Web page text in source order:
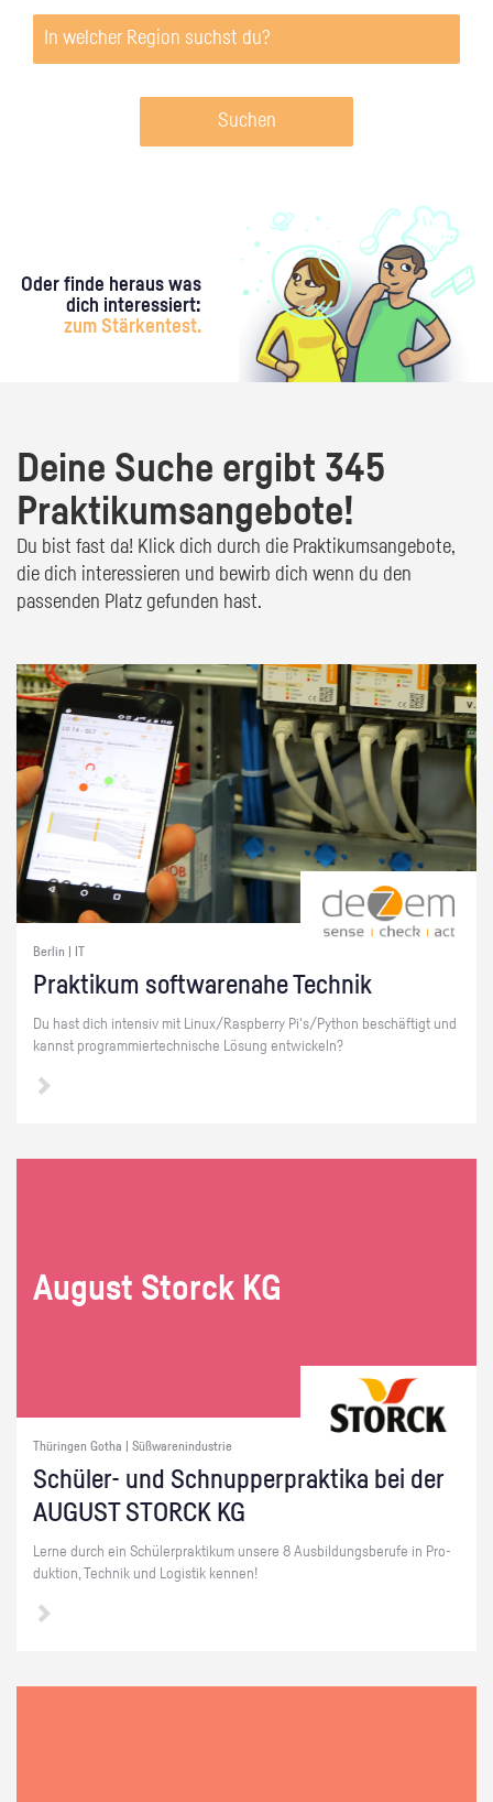
Suchen
Oder finde heraus was
dich interessiert:
zum Stärkentest.
Deine Suche ergibt 345
Praktikumsangebote!
Du bist fast da! Klick dich durch die Praktikumsangebote,
die dich interessieren und bewirb dich wenn du den
passenden Platz gefunden hast.
Berlin | IT
Prak­ti­kum soft­ware­na­he Tech­nik
Du hast dich in­ten­siv mit Linux/Raspber­ry Pi's/Py­thon be­schäf­tigt und
kannst pro­gram­mier­tech­ni­sche Lö­sung ent­wi­ckeln?
Au­gust Storck KG
Thüringen Gotha | Süßwarenindustrie
Schü­ler- und Schnup­per­prak­ti­ka bei der
AU­GUST STORCK KG
Lerne durch ein Schü­ler­prak­ti­kum un­se­re 8 Aus­bil­dungs­be­ru­fe in Pro­
duk­ti­on, Tech­nik und Lo­gis­tik ken­nen!